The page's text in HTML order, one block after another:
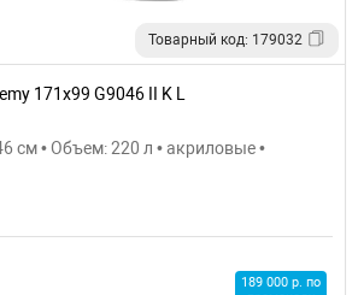
Товарный код: 179032
171x99 G9046 II K L
см • Объем: 220 л • акриловые •
189 000 р. по